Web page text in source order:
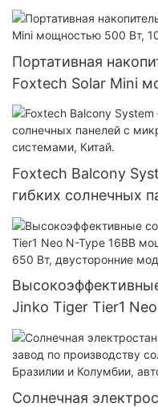
Вт, 100 Вт, 120 Вт,
Встроенный
Портативная
Foxtech Solar Mini
1500 Вт.
Foxtech Balcony
гибких солнечных
микроинвертором
Китай.
Jinko Tiger Tier1
590 Вт, 620 Вт, 630
модули с двумя
Солнечная